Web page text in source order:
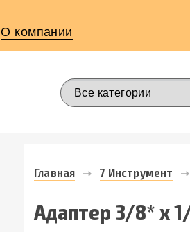
О компании
Главная 7 Инструмент
Адаптер 3/8* х